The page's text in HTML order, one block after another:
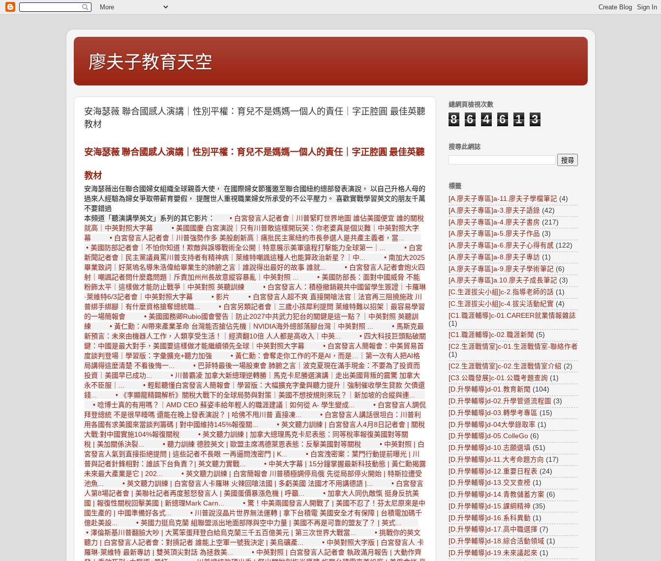
廖夫子教育天空
安海瑟薇 聯合國感人演講｜性別平權：育兒不是媽媽一個人的責任｜字正腔圓 最佳英聽
教材
安海瑟薇 聯合國感人演講｜性別平權：育兒不是媽媽一個人的責任｜字正腔圓 最佳英聽
教材
安海瑟薇出任聯合國婦女組織全球親善大使， 在國際婦女節獲邀至聯合國紐約總部發表演說， 以自己升格人母的
過來人經驗為婦女爭取帶薪育嬰假， 提醒世人重視職業婦女所承受的不公平壓力。 喜歡實戰學習英文的朋友千萬
不要錯過
本頻道「聽演講學英文」系列的其它影片：
• 白宮發言人記者會｜川普緊盯世界地圖 誰佔美國便宜 誰的關稅
就高｜中英對照大字幕
• 美國國慶 白宮演說｜只有川普敢這樣開玩笑：你老婆真是個災難｜中英對照大字
幕
• 白宮發言人記者會｜川普強勢作多 美股創新高｜痛批民主黨紐約市長參選人是共產主義者，當...
• 美國防部記者會｜不怕你知道！欺敵與誤導戰術全公開｜特意展示美軍遠程打擊能力全球第一｜...
• 白宮
新聞記者會｜民主黨議員罵川普支持者有精神病｜萊維特嘲諷這種人也能算政治新星？｜中...
• 南加大2025
畢業致詞｜好萊塢名導朱浩偉給畢業生的肺腑之言｜誰說得出最好的故事 誰就...
• 白宮發言人記者會炮火四
射｜嘲諷記者問什麼蠢問題｜斥責加州州長故意縱容暴亂｜中英對照 ...
• 美國防部長：面對中國威脅 不能
粉飾太平｜這樣做才能防止戰爭｜中英對照 英聽訓練
• 白宮發言人：積極撤銷親共中國留學生簽證｜卡羅琳
·萊維特6/3記者會｜中英對照大字幕
• 影片
• 白宮發言人超不爽 直接開嗆法官｜法官再三阻撓施政 川
普綁手綁腳｜有什麼資格搶奪總統職...
• 白宮另類記者會｜三歲小孩犀利提問 萊維特難以招架｜最容易學習
的一場簡報會
• 美國國務卿Rubio國會警告｜防止2027中共武力犯台的關鍵是這一點？｜中英對照 英聽訓
練
• 黃仁勳：AI帶來產業革命 台灣能否搶佔先機｜NVIDIA海外總部落腳台灣｜中英對照 ...
• 馬斯克最
新預言：未來由機器人工作，人類享受生活！｜經濟翻10倍 人人都是高收入｜中英...
• 四大科技巨頭點破關
鍵：中國是最大對手，美國要這樣做才能繼續領先全球｜中英對照大字幕
• 白宮發言人簡報會：中美貿易首
度談判登場｜學習版：字彙擴充+聽力加強
• 黃仁勳：會奪走你工作的不是AI，而是…｜第一次有人把AI格
局講得這麼清楚 不看後悔一...
• 巴菲特最後一場股東會 肺腑之言｜波克夏現在滿手現金：不要為了投資而
投資｜美國早已成功...
• 川普霸凌 加拿大新總理逆轉勝｜馬克卡尼勝選演講｜走出美國背叛的震驚 加拿大
永不臣服｜...
• 輕鬆聽懂白宮發言人簡報會｜學習版：大幅擴充字彙與聽力提升｜強制催收學生貸款 欠債還
錢...
• 《李顯龍精闢解析》關稅大戰下的全球局勢與對策｜美國不想按規則來玩？｜新加坡的合縱與連...
• 唸博士真的有用嗎？｜AMD CEO 蘇姿丰給年輕人的職涯建議｜如何從 A- 學生變成...
• 白宮發言人調侃
拜登總統 不是很早睡嗎 還能在晚上發表演說？ | 哈佛不甩川普 直接凍...
• 白宮發言人講話很坦白：川普利
用各國有求美國來當談判籌碼 | 對中國維持145%報復關...
• 英文聽力訓練 | 白宮發言人4月8日記者會 | 關稅
大戰:對中國實施104%報復關稅
• 英文聽力訓練 | 加拿大總理馬克卡尼表態：同等稅率報復美國對等關
稅 | 美加關係決裂...
• 聽力訓練 德腔英文 | 歐盟主席馮德萊恩表態：反擊美國對等關稅
• 中英對照 | 白
宮發言人氣到直接拒絕提問 | 這些記者不長眼 一再逼問洩密門 | K...
• 白宮洩密案：葉門行動提前曝光 | 川
普與記者針鋒相對：誰該下台負責？| 英文聽力實戰...
• 中英大字幕 | 15分鐘掌握最新科技動態 | 黃仁勳揭露
未來最大產業是它 | 202...
• 英文聽力訓練 | 白宮簡報會 川普積極調停烏俄 先從局部停火開始 | 特斯拉遭受
池魚...
• 英文聽力訓練 | 白宮發言人卡羅琳 火辣回嗆法國 | 多虧美國 法國才不用講德語 |...
• 白宮發言
人第8場記者會 | 美聯社記者再度惹怒發言人 | 美國蛋價暴漲危機 | 呼籲...
• 加拿大人同仇敵愾 挺身反抗美
國 | 報復性關稅回擊美國 | 新總理Mark Carn...
• 驚！中美兩國發言人開戰了 | 美國不忍了！芬太尼原來是中
國生產的 | 中國準備好各式...
• 川普說沒晶片世界無法運轉 | 拿下台積電 美國安全才有保障 | 台積電加碼千
億赴美設...
• 英國力挺烏克蘭 組聯盟派出地面部隊與空中力量 | 美國不再是可靠的盟友了？ | 英式...
• 澤倫斯基川普翻臉大吵 | 大罵笨蛋拜登白給烏克蘭三千五百億美元 | 第三次世界大戰當...
• 挑戰你的英文
聽力 | 白宮發言人記者會：對摃記者 誰能上空軍一號我決定 | 美烏礦產...
• 中英對照大字版 | 白宮發言人 卡
羅琳·萊維特 最新專訪 | 雙英頂尖對話 為拯救美...
• 中英對照 | 白宮發言人記者會 執政滿月報告 | 大動作齊
總網頁檢視次數
8 6 4 6 1 3
搜尋此網誌
標籤
[A.廖夫子專區]a-11.廖夫子學檔筆記 (4)
[A.廖夫子專區]a-3.廖夫子語錄 (42)
[A.廖夫子專區]a-4.廖夫子書房 (217)
[A.廖夫子專區]a-5.廖夫子作品 (3)
[A.廖夫子專區]a-6.廖夫子心得有感 (122)
[A.廖夫子專區]a-8.廖夫子專訪 (1)
[A.廖夫子專區]a-9.廖夫子學術筆記 (6)
[A.廖夫子專區]a.10.廖夫子成長筆記 (3)
[C.生涯拔尖小組]c-2.指導老師的話 (1)
[C.生涯拔尖小組]c-4.拔尖活動紀實 (4)
[C1.職涯輔導]c-01.CAREER就業情報雜誌
(1)
[C1.職涯輔導]c-02.職涯新聞 (5)
[C2.生涯戰情室]c-01.生涯戰情室-聯絡作者
(1)
[C2.生涯戰情室]c-02.生涯戰情室介紹 (2)
[C3.公職發展]c-01.公職考題查詢 (1)
[D.升學輔導]d-01.教育新聞 (104)
[D.升學輔導]d-02.升學管道流程圖 (3)
[D.升學輔導]d-03.轉學考專區 (15)
[D.升學輔導]d-04大學錄取率 (1)
[D.升學輔導]d-05.ColleGo (6)
[D.升學輔導]d-10.志願選填 (51)
[D.升學輔導]d-11.大考命題方向 (17)
[D.升學輔導]d-12.重要日程表 (24)
[D.升學輔導]d-13.交叉查榜 (1)
[D.升學輔導]d-14.青教儲蓄方案 (6)
[D.升學輔導]d-15.課綱精神 (35)
[D.升學輔導]d-16.系科異動 (1)
[D.升學輔導]d-17.高中職選擇 (7)
[D.升學輔導]d-18.綜合活動領域 (1)
[D.升學輔導]d-19.未來議起來 (1)